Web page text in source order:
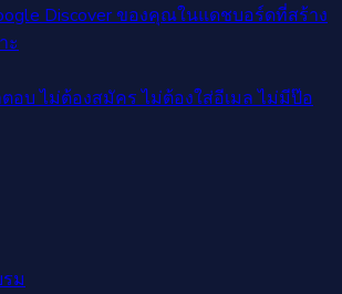
Discover ของคุณในแดชบอร์ดที่สร้าง
ะ
อบ ไม่ต้องสมัคร ไม่ต้องใส่อีเมล ไม่มีป๊อ
รม